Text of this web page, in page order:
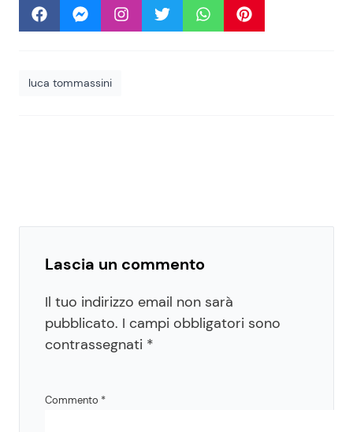
luca tommassini
Lascia un commento
Il tuo indirizzo email non sarà
pubblicato. I campi obbligatori sono
contrassegnati *
Commento *